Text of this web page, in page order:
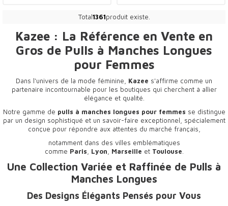
Total1361produit existe.
Kazee : La Référence en Vente en
Gros de Pulls à Manches Longues
pour Femmes
Dans l'univers de la mode féminine, Kazee s'affirme comme un
partenaire incontournable pour les boutiques qui cherchent à allier
élégance et qualité.
Notre gamme de pulls à manches longues pour femmes se distingue
par un design sophistiqué et un savoir-faire exceptionnel, spécialement
conçue pour répondre aux attentes du marché français,
notamment dans des villes emblématiques
comme Paris Lyon Marseille et Toulouse
Une Collection Variée et Raffinée de Pulls à
Manches Longues
Des Designs Élégants Pensés pour Vous